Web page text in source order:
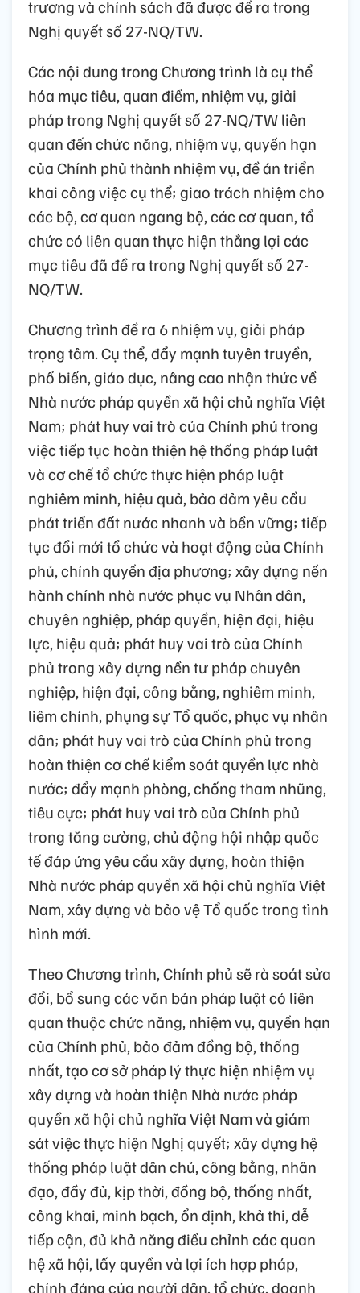
trương và chính sách đã được đề ra trong
Nghị quyết số 27-NQ/TW.
Các nội dung trong Chương trình là cụ thể
hóa mục tiêu, quan điểm, nhiệm vụ, giải
pháp trong Nghị quyết số 27-NQ/TW liên
quan đến chức năng, nhiệm vụ, quyền hạn
của Chính phủ thành nhiệm vụ, đề án triển
khai công việc cụ thể; giao trách nhiệm cho
các bộ, cơ quan ngang bộ, các cơ quan, tổ
chức có liên quan thực hiện thắng lợi các
mục tiêu đã đề ra trong Nghị quyết số 27-
NQ/TW.
Chương trình đề ra 6 nhiệm vụ, giải pháp
trọng tâm. Cụ thể, đẩy mạnh tuyên truyền,
phổ biến, giáo dục, nâng cao nhận thức về
Nhà nước pháp quyền xã hội chủ nghĩa Việt
Nam; phát huy vai trò của Chính phủ trong
việc tiếp tục hoàn thiện hệ thống pháp luật
và cơ chế tổ chức thực hiện pháp luật
nghiêm minh, hiệu quả, bảo đảm yêu cầu
phát triển đất nước nhanh và bền vững; tiếp
tục đổi mới tổ chức và hoạt động của Chính
phủ, chính quyền địa phương; xây dựng nền
hành chính nhà nước phục vụ Nhân dân,
chuyên nghiệp, pháp quyền, hiện đại, hiệu
lực, hiệu quả; phát huy vai trò của Chính
phủ trong xây dựng nền tư pháp chuyên
nghiệp, hiện đại, công bằng, nghiêm minh,
liêm chính, phụng sự Tổ quốc, phục vụ nhân
dân; phát huy vai trò của Chính phủ trong
hoàn thiện cơ chế kiểm soát quyền lực nhà
nước; đẩy mạnh phòng, chống tham nhũng,
tiêu cực; phát huy vai trò của Chính phủ
trong tăng cường, chủ động hội nhập quốc
tế đáp ứng yêu cầu xây dựng, hoàn thiện
Nhà nước pháp quyền xã hội chủ nghĩa Việt
Nam, xây dựng và bảo vệ Tổ quốc trong tình
hình mới.
Theo Chương trình, Chính phủ sẽ rà soát sửa
đổi, bổ sung các văn bản pháp luật có liên
quan thuộc chức năng, nhiệm vụ, quyền hạn
của Chính phủ, bảo đảm đồng bộ, thống
nhất, tạo cơ sở pháp lý thực hiện nhiệm vụ
xây dựng và hoàn thiện Nhà nước pháp
quyền xã hội chủ nghĩa Việt Nam và giám
sát việc thực hiện Nghị quyết; xây dựng hệ
thống pháp luật dân chủ, công bằng, nhân
đạo, đầy đủ, kịp thời, đồng bộ, thống nhất,
công khai, minh bạch, ổn định, khả thi, dễ
tiếp cận, đủ khả năng điều chỉnh các quan
hệ xã hội, lấy quyền và lợi ích hợp pháp,
chính đáng của người dân, tổ chức, doanh